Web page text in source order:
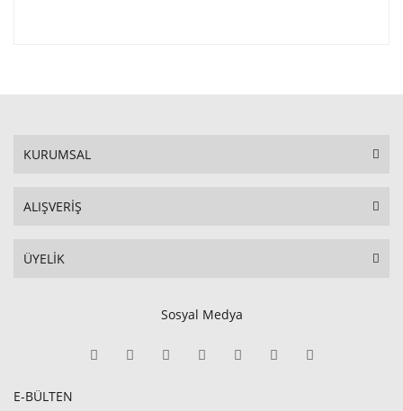
KURUMSAL
ALIŞVERİŞ
ÜYELİK
Sosyal Medya
E-BÜLTEN